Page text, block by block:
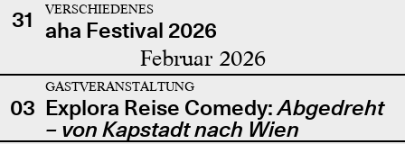
31
VERSCHIEDENES
aha Festival 2026
Februar 2026
03
GASTVERANSTALTUNG
Explora Reise Comedy:Abgedreht
– von Kapstadt nach Wien